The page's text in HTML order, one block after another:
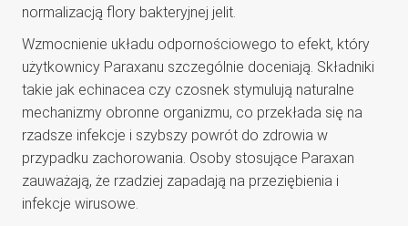
normalizacją flory bakteryjnej jelit.
Wzmocnienie układu odpornościowego to efekt, który
użytkownicy Paraxanu szczególnie doceniają. Składniki
takie jak echinacea czy czosnek stymulują naturalne
mechanizmy obronne organizmu, co przekłada się na
rzadsze infekcje i szybszy powrót do zdrowia w
przypadku zachorowania. Osoby stosujące Paraxan
zauważają, że rzadziej zapadają na przeziębienia i
infekcje wirusowe.